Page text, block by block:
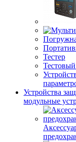
Тестер
Устройства
модульные